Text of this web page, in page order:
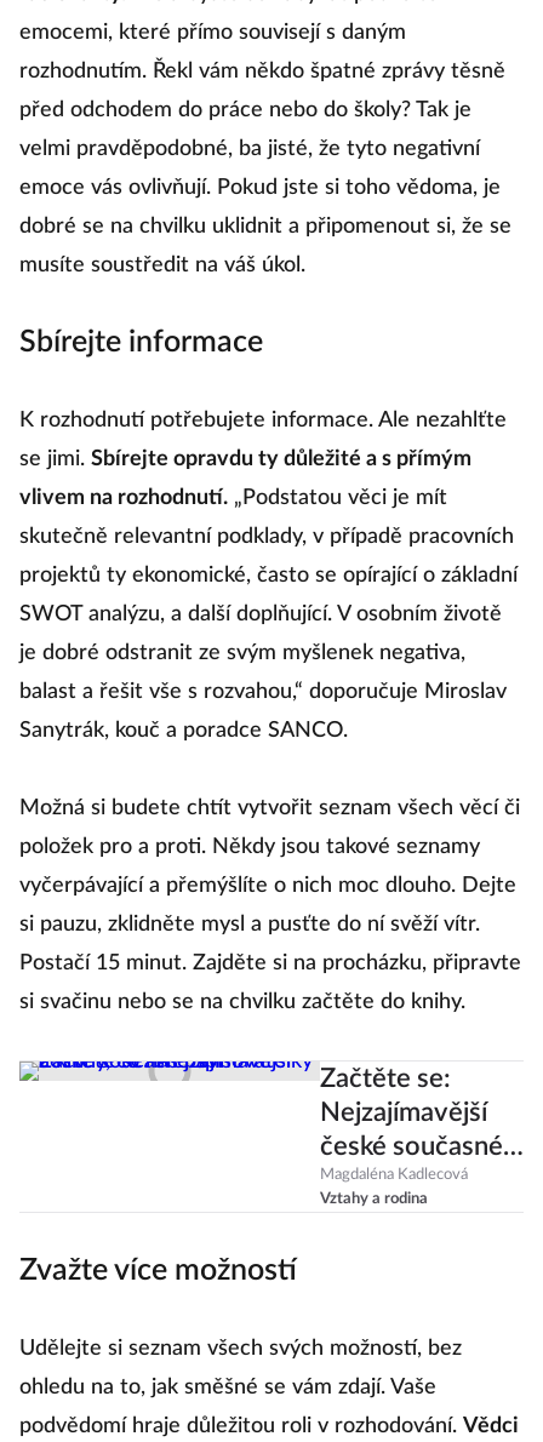
emocemi, které přímo souvisejí s daným
rozhodnutím. Řekl vám někdo špatné zprávy těsně
před odchodem do práce nebo do školy? Tak je
velmi pravděpodobné, ba jisté, že tyto negativní
emoce vás ovlivňují. Pokud jste si toho vědoma, je
dobré se na chvilku uklidnit a připomenout si, že se
musíte soustředit na váš úkol.
Sbírejte informace
K rozhodnutí potřebujete informace. Ale nezahlťte
se jimi. Sbírejte opravdu ty důležité a s přímým
vlivem na rozhodnutí. „Podstatou věci je mít
skutečně relevantní podklady, v případě pracovních
projektů ty ekonomické, často se opírající o základní
SWOT analýzu, a další doplňující. V osobním životě
je dobré odstranit ze svým myšlenek negativa,
balast a řešit vše s rozvahou,“ doporučuje Miroslav
Sanytrák, kouč a poradce SANCO.
Možná si budete chtít vytvořit seznam všech věcí či
položek pro a proti. Někdy jsou takové seznamy
vyčerpávající a přemýšlíte o nich moc dlouho. Dejte
si pauzu, zklidněte mysl a pusťte do ní svěží vítr.
Postačí 15 minut. Zajděte si na procházku, připravte
si svačinu nebo se na chvilku začtěte do knihy.
Začtěte se:
Nejzajímavější
české současné
spisovatelky a
knihy, co nás baví
Magdaléna Kadlecová
Vztahy a rodina
Zvažte více možností
Udělejte si seznam všech svých možností, bez
ohledu na to, jak směšné se vám zdají. Vaše
podvědomí hraje důležitou roli v rozhodování. Vědci